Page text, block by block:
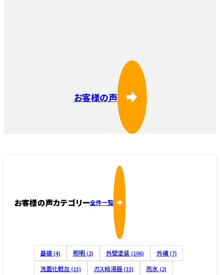
お客様の声
お客様の声カテゴリー全件一覧
基礎 (4) 照明 (2) 外壁塗装 (106) 外構 (7)
洗面化粧台 (15) ガス給湯器 (33) 防水 (2)